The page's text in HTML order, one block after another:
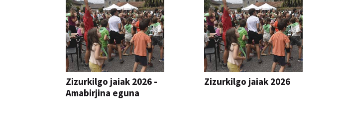
Zizurkilgo jaiak 2026 -
Amabirjina eguna
Zizurkilgo jaiak 2026